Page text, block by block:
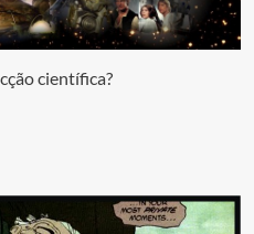
científica?